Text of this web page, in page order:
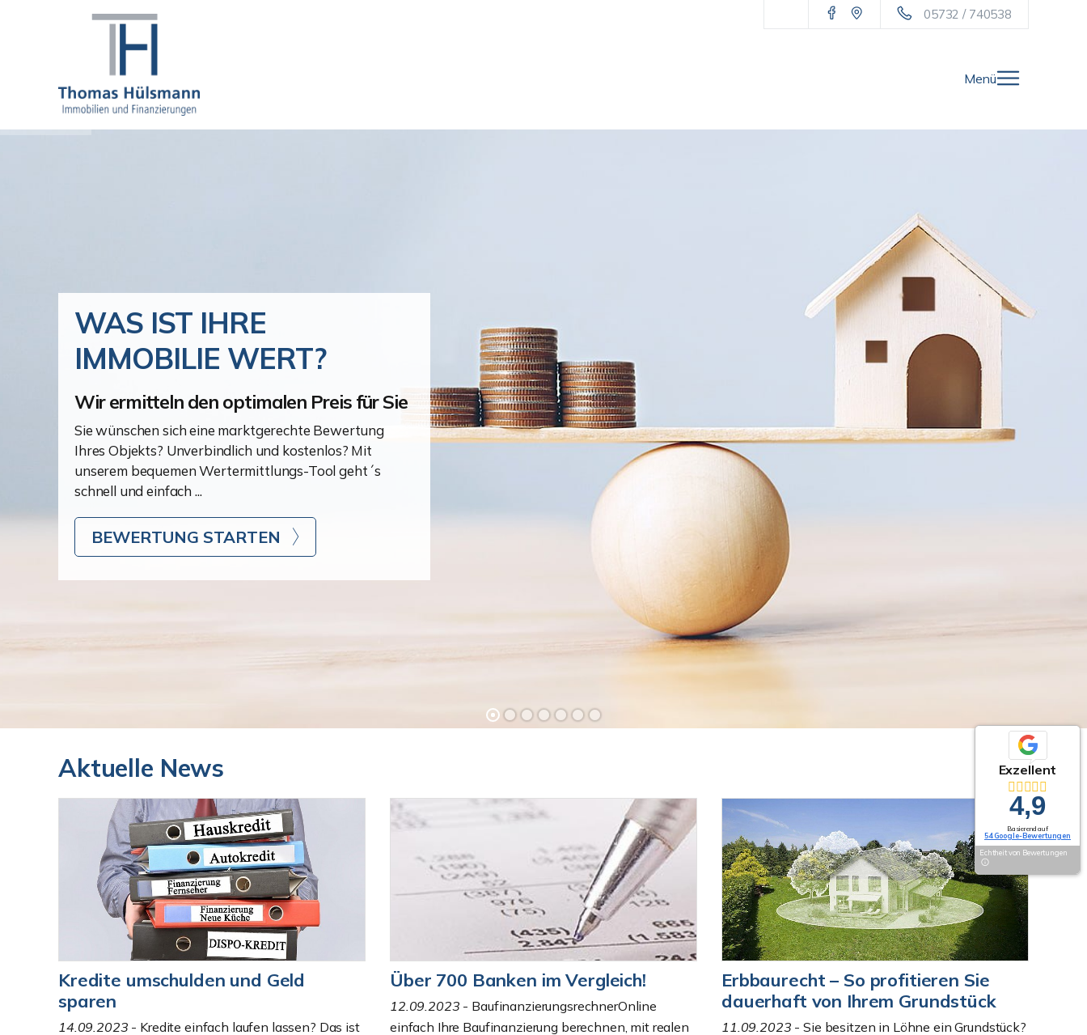
05732 / 740538
Menü
WAS IST IHRE
IMMOBILIE WERT?
Wir ermitteln den optimalen Preis für Sie
Sie wünschen sich eine marktgerechte Bewertung
Ihres Objekts? Unverbindlich und kostenlos? Mit
unserem bequemen Wertermittlungs-Tool geht´s
schnell und einfach ...
BEWERTUNG STARTEN
Aktuelle News
Kredite umschulden und Geld
sparen
14.09.2023 - Kredite einfach laufen lassen? Das ist
Über 700 Banken im Vergleich!
12.09.2023 - Baufinanzierungs­rechnerOnline
einfach Ihre Baufinanzierung berechnen, mit realen
Erbbaurecht – So profitieren Sie
dauerhaft von Ihrem Grundstück
11.09.2023 - Sie besitzen in Löhne ein Grundstück?
Exzellent
4,9
Basierend auf
54 Google-Bewertungen
Echtheit von Bewertungen